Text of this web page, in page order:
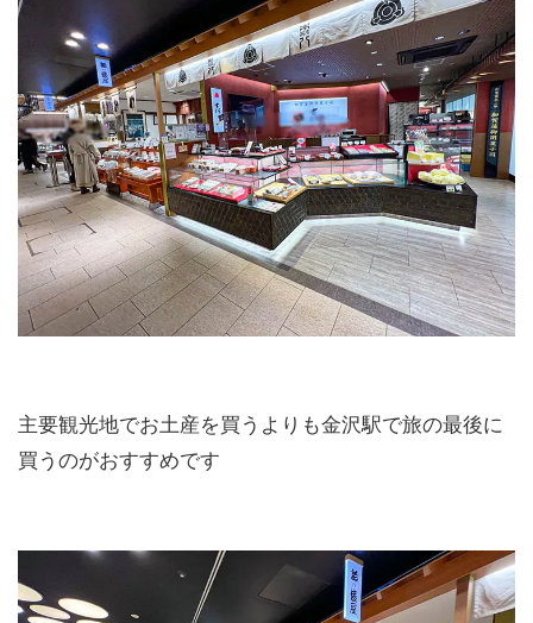
主要観光地でお土産を買うよりも金沢駅で旅の最後に
買うのがおすすめです